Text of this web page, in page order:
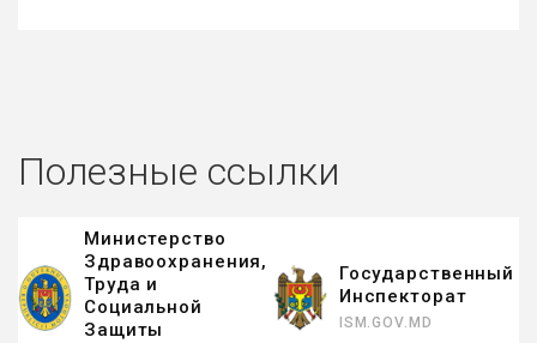
Полезные ссылки
Министерство
Здравоохранения,
Труда и
Социальной
Защиты
Государственный
Инспекторат
ISM.GOV.MD